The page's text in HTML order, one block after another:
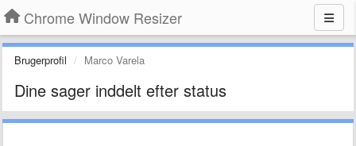
Chrome Window Resizer
Brugerprofil Marco Varela
Dine sager inddelt efter status